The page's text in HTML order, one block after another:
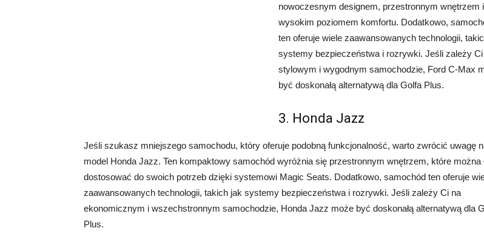
nowoczesnym designem, przestronnym wnętrzem i
wysokim poziomem komfortu. Dodatkowo,
ten oferuje wiele zaawansowanych technologii,
systemy bezpieczeństwa i rozrywki. Jeśli zależy
stylowym i wygodnym samochodzie, Ford C-Max
być doskonałą alternatywą dla Golfa Plus.
3. Honda Jazz
Jeśli szukasz mniejszego samochodu, który oferuje podobną funkcjonalność, warto zwrócić uwagę
model Honda Jazz. Ten kompaktowy samochód wyróżnia się przestronnym wnętrzem, które można
dostosować do swoich potrzeb dzięki systemowi Magic Seats. Dodatkowo, samochód ten oferuje
zaawansowanych technologii, takich jak systemy bezpieczeństwa i rozrywki. Jeśli zależy Ci na
ekonomicznym i wszechstronnym samochodzie, Honda Jazz może być doskonałą alternatywą dla
Plus.